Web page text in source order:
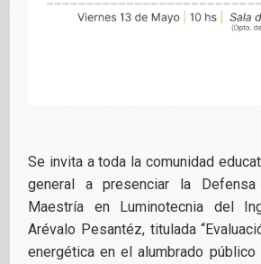
Se invita a toda la comunidad
general a presenciar la
Maestría en Luminotecnia del
Arévalo Pesantéz, titulada
energética en el alumbrado público